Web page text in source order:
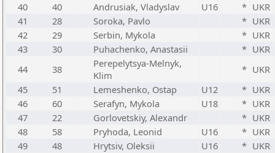
40
40 Andrusiak, Vladyslav U16 * UKR
41
28 Soroka, Pavlo * UKR
42
29 Serbin, Mykola * UKR
43
30 Puhachenko, Anastasii * UKR
44
38
Perepelytsya-Melnyk,
Klim
* UKR
45
51 Lemeshenko, Ostap U12 * UKR
46
60 Serafyn, Mykola U18 * UKR
47
22 Gorlovetskiy, Alexandr * UKR
48
58 Pryhoda, Leonid U16 * UKR
49
48 Hrytsiv, Oleksii U16 * UKR